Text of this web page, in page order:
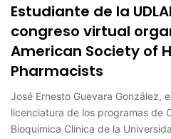
Estudiante de la
congreso virtual
American Society of
Pharmacists
José Ernesto Guevara González,
licenciatura de los programas de
Bioquímica Clínica de la